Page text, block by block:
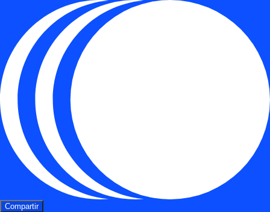
Compartir